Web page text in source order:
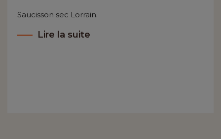
Saucisson sec Lorrain.
Lire la suite